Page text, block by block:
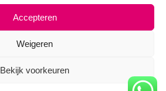
Accepteren
Weigeren
Bekijk voorkeuren
Privacyverklaring• All Rights Reserved